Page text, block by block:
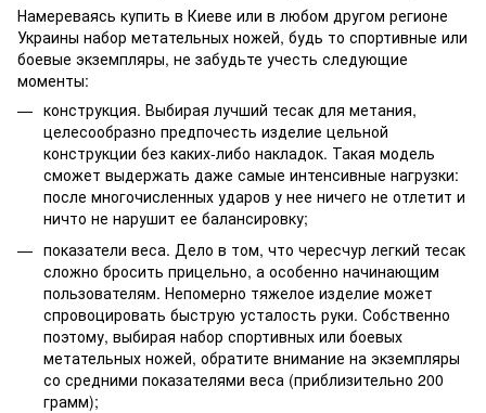
Намереваясь купить в Киеве или в любом другом регионе
Украины набор метательных ножей, будь то спортивные или
боевые экземпляры, не забудьте учесть следующие
моменты:
конструкция. Выбирая лучший тесак для метания,
целесообразно предпочесть изделие цельной
конструкции без каких-либо накладок. Такая модель
сможет выдержать даже самые интенсивные нагрузки:
после многочисленных ударов у нее ничего не отлетит и
ничто не нарушит ее балансировку;
показатели веса. Дело в том, что чересчур легкий тесак
сложно бросить прицельно, а особенно начинающим
пользователям. Непомерно тяжелое изделие может
спровоцировать быструю усталость руки. Собственно
поэтому, выбирая набор спортивных или боевых
метательных ножей, обратите внимание на экземпляры
со средними показателями веса (приблизительно 200
грамм);